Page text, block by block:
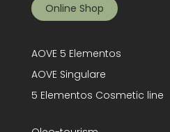
Online Shop
AOVE 5 Elementos
AOVE Singulare
5 Elementos Cosmetic line